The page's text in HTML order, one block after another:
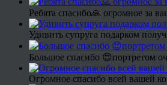
Ребята спасибо🙏 огромное за
Удивить супруга подарком
Большое спасибо 😍портретом
Огромное спасибо всей вашей